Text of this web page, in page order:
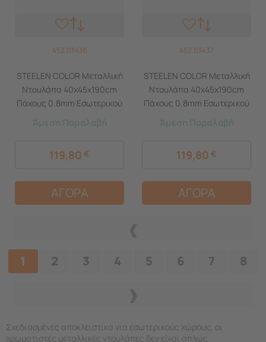
452.03436
STEELEN COLOR Μεταλλική
Ντουλάπα 40x45x190cm
Πάχους 0.8mm Εσωτερικού
Χώρου με Πόδια Cotton
Άμεση Παραλαβή
119,80 €
ΑΓΟΡΑ
452.03437
STEELEN COLOR Μεταλλική
Ντουλάπα 40x45x190cm
Πάχους 0.8mm Εσωτερικού
Χώρου με Πόδια Baby Blue
Άμεση Παραλαβή
119,80 €
ΑΓΟΡΑ
1 2 3 4 5 6 7 8
Σχεδιασμένες αποκλειστικά για εσωτερικούς χώρους, οι
χρωματιστές μεταλλικές ντουλάπες δεν είναι απλώς